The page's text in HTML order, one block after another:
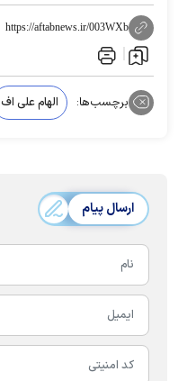
https://aftabnews.ir/003WXb
برچسب‌ها: الهام علی اف
ارسال پیام